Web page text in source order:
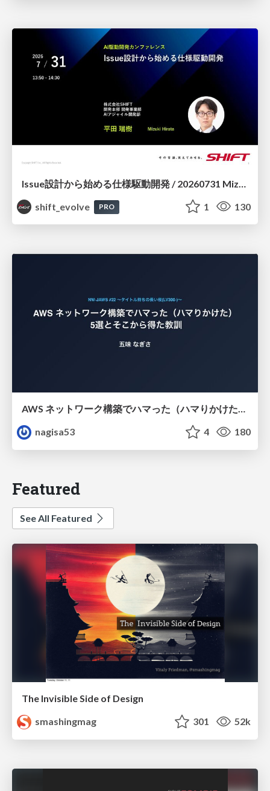
shift_evolve
PRO 1 130
AWS ネットワーク構築でハマった（ハマりかけた） 5選とそこから得た教訓
nagisa53
4 180
Featured
See All Featured
The Invisible Side of Design
smashingmag
301 52k